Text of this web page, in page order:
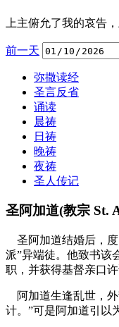
上主俯允了我的哀
前一天
弥撒读经
圣言反省
诵读
晨祷
日祷
晚祷
夜祷
圣人传记
圣阿加道(教宗 St.
圣阿加道结婚后，度
派”异端徒。他致书该
职，并获得基督亲口
阿加道生逢乱世，外
计。”可是阿加道引以